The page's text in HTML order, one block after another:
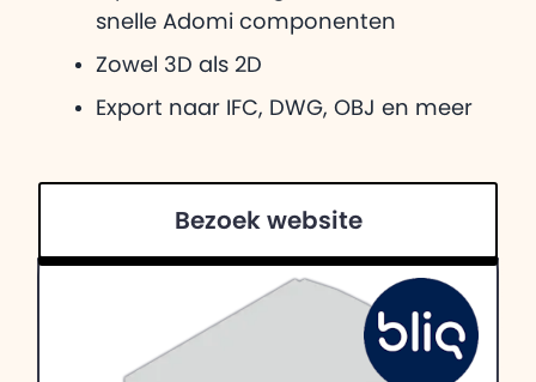
snelle Adomi componenten
Zowel 3D als 2D
Export naar IFC, DWG, OBJ en meer
Bezoek website